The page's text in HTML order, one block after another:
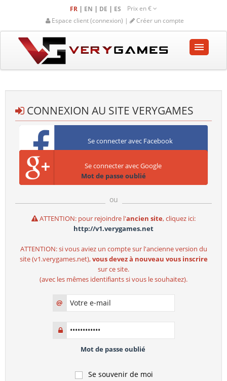
FR | EN | DE | ES Prix en€
Espace client (connexion) |
Créer un compte
COMMUNAUTÉ
AIDE-SUPPORT
Panier vide
CONNEXION AU SITE VERYGAMES
Se connecter avec Facebook
Se connecter avec Google
Mot de passe oublié
ou
ATTENTION: pour rejoindre l'ancien site, cliquez ici:
http://v1.verygames.net
ATTENTION: si vous aviez un compte sur l'ancienne version du
site (v1.verygames.net),vous devez à nouveau vous inscrire
sur ce site.
(avec les mêmes identifiants si vous le souhaitez).
@
Mot de passe oublié
Se souvenir de moi